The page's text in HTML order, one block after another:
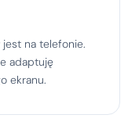
na telefonie.
adaptuję
ekranu.